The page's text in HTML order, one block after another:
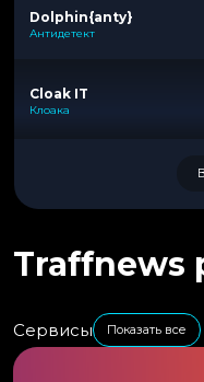
Dolphin{anty}
Антидетект
Cloak IT
Клоака
Traffnews
Сервисы Показать все